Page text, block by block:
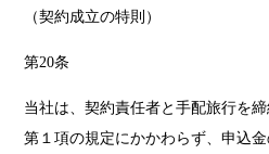
（契約成立の特則）
第20条
当社は、契約責任者と手配旅行を
第１項の規定にかかわらず、申込